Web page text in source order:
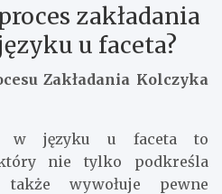
zakładania
u faceta?
Zakładania Kolczyka
w języku u faceta to
nie tylko podkreśla
wywołuje pewne